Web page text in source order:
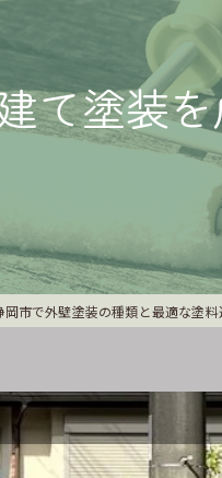
MyCオリジナル多彩塗
完璧な下地処理
アフターフォロー・定
て塗装
岡市で外壁塗装の種類と最適な塗